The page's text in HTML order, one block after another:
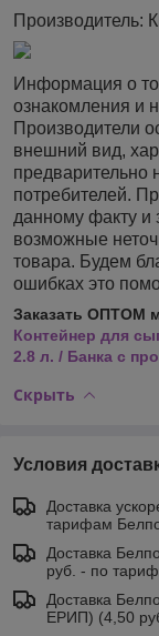
Производитель:
Информация о
ознакомления и
Производители
внешний вид,
предварительно
потребителей.
данному факту и
возможные
товара. Будем
ошибках это
Заказать ОПТОМ
Контейнер для
2.8 л. / Банка с
Скрыть
Условия
Доставка
тарифам
Доставка
руб. - по
Доставка
ЕРИП) (4,50